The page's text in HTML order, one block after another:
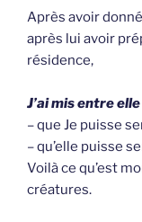
Après avoir
après lui avoir
résidence,
J’ai mis entre
– que Je puisse
– qu’elle puisse
Voilà ce qu’est
créatures.